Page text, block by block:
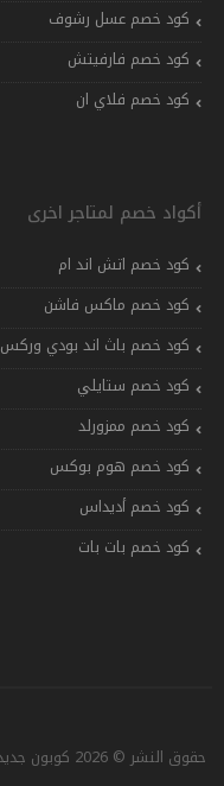
كود خصم عسل رشوف
كود خصم فارفيتش
كود خصم فلاي ان
أكواد خصم لمتاجر اخرى
كود خصم اتش اند ام
كود خصم ماكس فاشن
كود خصم باث اند بودي وركس
كود خصم ستايلي
كود خصم ممزورلد
كود خصم هوم بوكس
كود خصم أديداس
كود خصم بات بات
حقوق النشر © 2026 كوبون جديد. جميع الحقوق محفوظة. تصميم